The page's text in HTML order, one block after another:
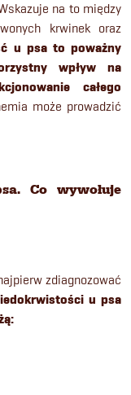
na to między
krwinek oraz
u psa to poważny
wpływ na
całego
może prowadzić
Co wywołuje
zdiagnozować
u psa